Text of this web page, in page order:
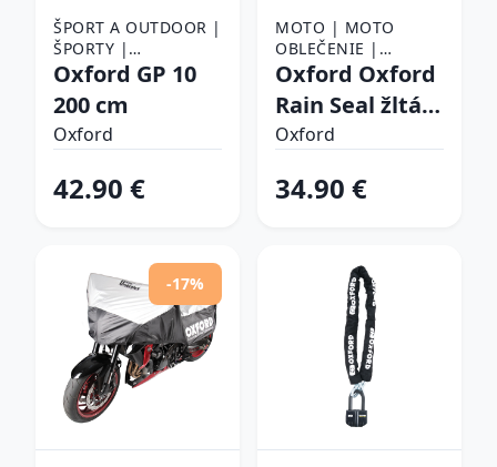
ŠPORT A OUTDOOR |
ŠPORTY |
CYKLISTIKA |
BICYKEL | ZÁMKY NA
BICYKEL
Oxford GP 10
200 cm
Oxford
42.90 €
MOTO | MOTO
OBLEČENIE |
NEPREMOKAVÉ
NEPREMOKAVÉ
NOHAVICE
Oxford Oxford
Rain Seal žltá
fluo - M
Oxford
34.90 €
-17%